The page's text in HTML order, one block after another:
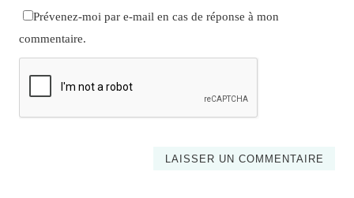
Prévenez-moi par e-mail en cas de réponse à mon
commentaire.